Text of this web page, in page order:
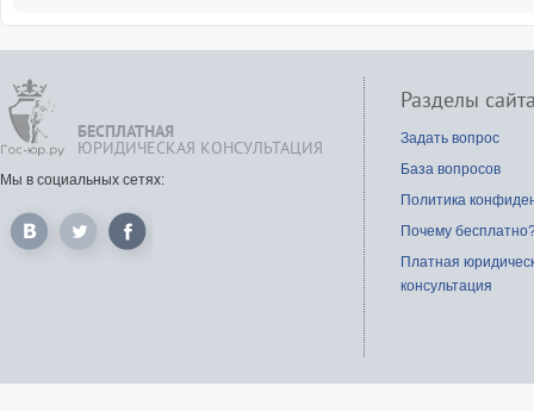
БЕСПЛАТНАЯ
ЮРИДИЧЕСКАЯ КОНСУЛЬТАЦИЯ
Мы в социальных сетях:
Разделы
Задать вопрос
База вопросов
Политика
Почему
Платная
консультация